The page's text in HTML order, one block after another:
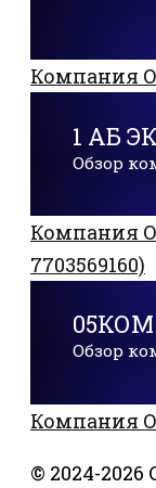
Компания
1 АБ
Обзор
Компания
7703569160)
05КОМ
Обзор
Компания
© 2024-2026